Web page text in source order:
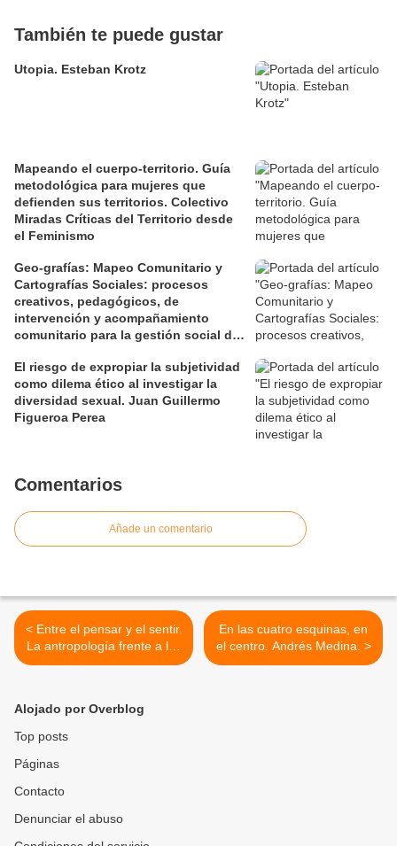
También te puede gustar
Utopia. Esteban Krotz
Mapeando el cuerpo-territorio. Guía
metodológica para mujeres que
defienden sus territorios. Colectivo
Miradas Críticas del Territorio desde
el Feminismo
Geo-grafías: Mapeo Comunitario y
Cartografías Sociales: procesos
creativos, pedagógicos, de
intervención y acompañamiento
comunitario para la gestión social de
El riesgo de expropiar la subjetividad
como dilema ético al investigar la
diversidad sexual. Juan Guillermo
Figueroa Perea
Comentarios
Añade un comentario
< Entre el pensar y el sentir.
La antropología frente a las
emociones. Alexandre
En las cuatro esquinas, en
el centro. Andrés Medina. >
Alojado por Overblog
Top posts
Páginas
Contacto
Denunciar el abuso